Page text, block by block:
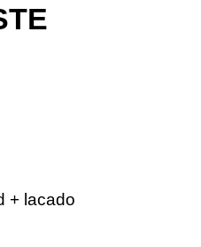
+ lacado